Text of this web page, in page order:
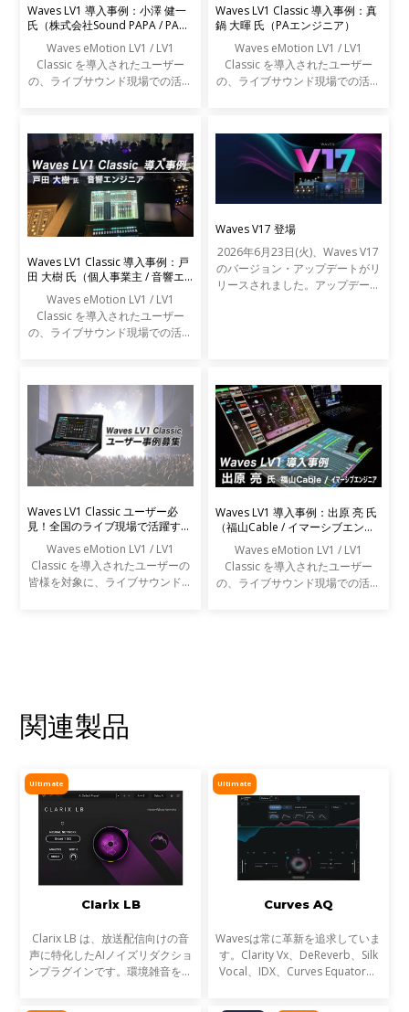
Waves LV1 導入事例：小澤 健一
氏（株式会社Sound PAPA / PAエ
Waves eMotion LV1 / LV1
Classic を導入されたユーザー
の、ライブサウンド現場での活用
Waves LV1 Classic 導入事例：真
鍋 大暉 氏（PAエンジニア）
Waves eMotion LV1 / LV1
Classic を導入されたユーザー
の、ライブサウンド現場での活用
Waves LV1 Classic 導入事例：戸
田 大樹 氏（個人事業主 / 音響エ
Waves eMotion LV1 / LV1
Classic を導入されたユーザー
の、ライブサウンド現場での活用
Waves V17 登場
2026年6月23日(火)、Waves V17
のバージョン・アップデートがリ
リースされました。アップデート
Waves LV1 Classic ユーザー必
見！全国のライブ現場で活躍する
Waves eMotion LV1 / LV1
Classic を導入されたユーザーの
皆様を対象に、ライブサウンドの
Waves LV1 導入事例：出原 亮 氏
（福山Cable / イマーシブエンジ
Waves eMotion LV1 / LV1
Classic を導入されたユーザー
の、ライブサウンド現場での活用
関連製品
Ultimate
Clarix LB
Clarix LB は、放送配信向けの音
声に特化したAIノイズリダクショ
ンプラグインです。環境雑音をリ
Ultimate
Curves AQ
Wavesは常に革新を追求していま
す。Clarity Vx、DeReverb、Silk
Vocal、IDX、Curves Equator、